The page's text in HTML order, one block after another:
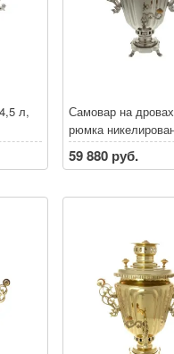
л,
Самовар на
рюмка
рифленая, с
ручками
59 880 руб.